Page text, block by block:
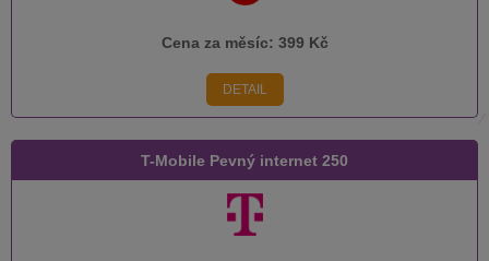
Cena za měsíc: 399 Kč
DETAIL
T-Mobile Pevný internet 250